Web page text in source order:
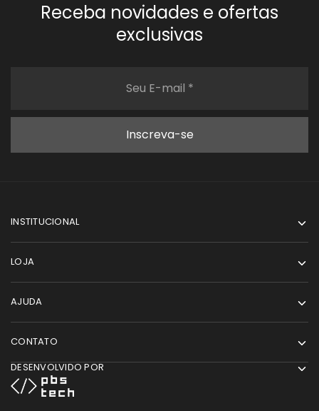
Receba novidades e ofertas
exclusivas
INSTITUCIONAL
LOJA
AJUDA
CONTATO
DESENVOLVIDO POR